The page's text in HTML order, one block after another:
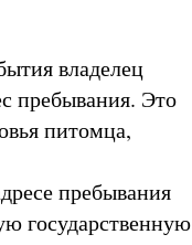
владелец
пребывания. Это
питомца,
пребывания
государственную